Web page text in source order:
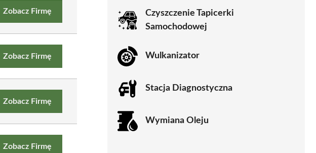
Zobacz Firmę
Zobacz Firmę
Zobacz Firmę
Zobacz Firmę
Czyszczenie Tapicerki
Samochodowej
Wulkanizator
Stacja Diagnostyczna
Wymiana Oleju